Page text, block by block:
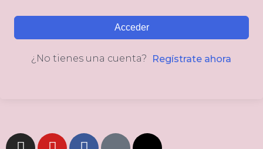
Acceder
¿No tienes una cuenta? Regístrate ahora